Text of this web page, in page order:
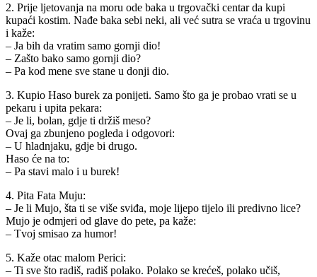
2. Prije ljetovanja na moru ode baka u trgovački centar da kupi
kupaći kostim. Nađe baka sebi neki, ali već sutra se vraća u trgovinu
i kaže:
– Ja bih da vratim samo gornji dio!
– Zašto bako samo gornji dio?
– Pa kod mene sve stane u donji dio.
3. Kupio Haso burek za ponijeti. Samo što ga je probao vrati se u
pekaru i upita pekara:
– Je li, bolan, gdje ti držiš meso?
Ovaj ga zbunjeno pogleda i odgovori:
– U hladnjaku, gdje bi drugo.
Haso će na to:
– Pa stavi malo i u burek!
4. Pita Fata Muju:
– Je li Mujo, šta ti se više sviđa, moje lijepo tijelo ili predivno lice?
Mujo je odmjeri od glave do pete, pa kaže:
– Tvoj smisao za humor!
5. Kaže otac malom Perici:
– Ti sve što radiš, radiš polako. Polako se krećeš, polako učiš,